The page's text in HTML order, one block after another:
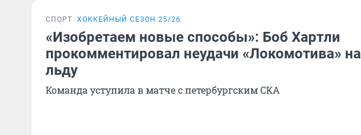
СПОРТ ХОККЕЙНЫЙ СЕЗОН 25/26
«Изобретаем новые способы»: Боб Хартли
прокомментировал неудачи «Локомотива» на
льду
Команда уступила в матче с петербургским СКА